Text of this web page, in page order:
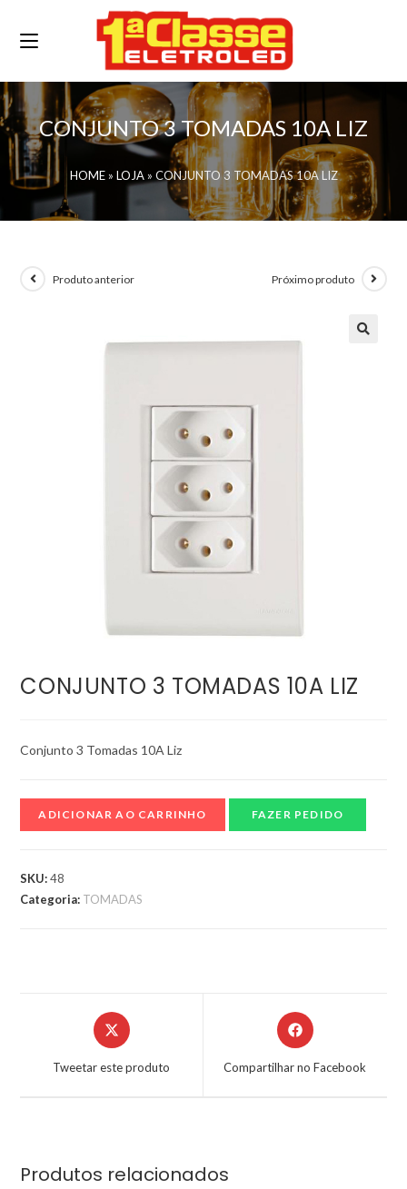
CONJUNTO 3 TOMADAS 10A LIZ
HOME» LOJA» CONJUNTO 3 TOMADAS 10A LIZ
Produto anterior Próximo produto
CONJUNTO 3 TOMADAS 10A LIZ
Conjunto 3 Tomadas 10A Liz
ADICIONAR AO CARRINHO FAZER PEDIDO
SKU:48
Categoria: TOMADAS
Tweetar este produto Compartilhar no Facebook
Produtos relacionados